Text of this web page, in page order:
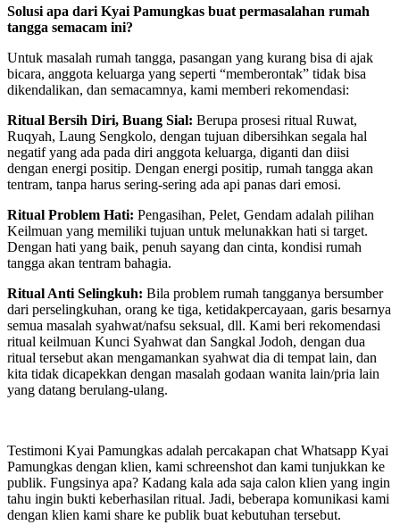
Solusi apa dari Kyai Pamungkas buat permasalahan rumah
tangga semacam ini?
Untuk masalah rumah tangga, pasangan yang kurang bisa di ajak
bicara, anggota keluarga yang seperti “memberontak” tidak bisa
dikendalikan, dan semacamnya, kami memberi rekomendasi:
Ritual Bersih Diri, Buang Sial: Berupa prosesi ritual Ruwat,
Ruqyah, Laung Sengkolo, dengan tujuan dibersihkan segala hal
negatif yang ada pada diri anggota keluarga, diganti dan diisi
dengan energi positip. Dengan energi positip, rumah tangga akan
tentram, tanpa harus sering-sering ada api panas dari emosi.
Ritual Problem Hati: Pengasihan, Pelet, Gendam adalah pilihan
Keilmuan yang memiliki tujuan untuk melunakkan hati si target.
Dengan hati yang baik, penuh sayang dan cinta, kondisi rumah
tangga akan tentram bahagia.
Ritual Anti Selingkuh: Bila problem rumah tangganya bersumber
dari perselingkuhan, orang ke tiga, ketidakpercayaan, garis besarnya
semua masalah syahwat/nafsu seksual, dll. Kami beri rekomendasi
ritual keilmuan Kunci Syahwat dan Sangkal Jodoh, dengan dua
ritual tersebut akan mengamankan syahwat dia di tempat lain, dan
kita tidak dicapekkan dengan masalah godaan wanita lain/pria lain
yang datang berulang-ulang.
Testimoni Kyai Pamungkas adalah percakapan chat Whatsapp Kyai
Pamungkas dengan klien, kami schreenshot dan kami tunjukkan ke
publik. Fungsinya apa? Kadang kala ada saja calon klien yang ingin
tahu ingin bukti keberhasilan ritual. Jadi, beberapa komunikasi kami
dengan klien kami share ke publik buat kebutuhan tersebut.